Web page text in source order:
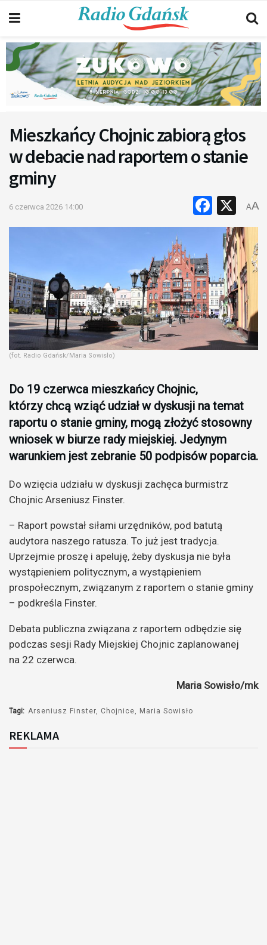
Mieszkańcy Chojnic zabiorą głos
w debacie nad raportem o stanie
gminy
6 czerwca 2026 14:00 X
AA
(fot. Radio Gdańsk/Maria Sowisło)
Do 19 czerwca mieszkańcy Chojnic,
którzy chcą wziąć udział w dyskusji na temat
raportu o stanie gminy, mogą złożyć stosowny
wniosek w biurze rady miejskiej. Jedynym
warunkiem jest zebranie 50 podpisów poparcia.
Do wzięcia udziału w dyskusji zachęca burmistrz
Chojnic Arseniusz Finster.
– Raport powstał siłami urzędników, pod batutą
audytora naszego ratusza. To już jest tradycja.
Uprzejmie proszę i apeluję, żeby dyskusja nie była
wystąpieniem politycznym, a wystąpieniem
prospołecznym, związanym z raportem o stanie gminy
– podkreśla Finster.
Debata publiczna związana z raportem odbędzie się
podczas sesji Rady Miejskiej Chojnic zaplanowanej
na 22 czerwca.
Maria Sowisło/mk
Tagi: Arseniusz Finster Chojnice Maria Sowisło
REKLAMA